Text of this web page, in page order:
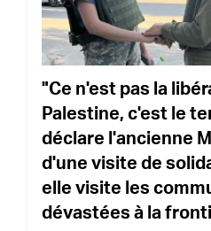
"Ce n'est pas la
Palestine, c'est le
déclare l'ancienne
d'une visite de
elle visite les
dévastées à la